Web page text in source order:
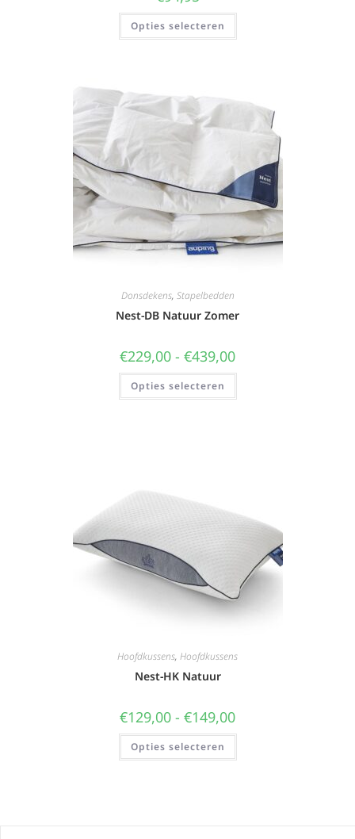
Opties selecteren
Donsdekens, Stapelbedden
Nest-DB Natuur Zomer
€229,00 - €439,00
Opties selecteren
Hoofdkussens, Hoofdkussens
Nest-HK Natuur
€129,00 - €149,00
Opties selecteren